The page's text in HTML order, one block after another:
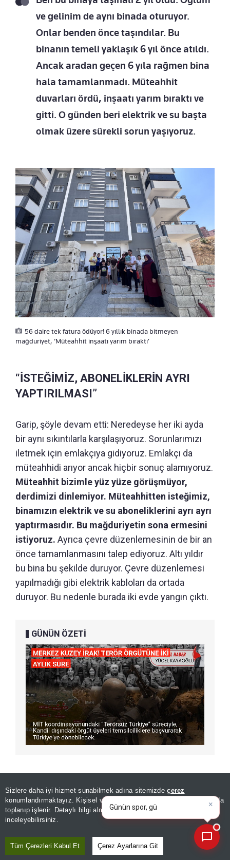
Sizlere daha iyi hizmet sunabilmek adına sitemizdeçerez
konumlandırmaktayız. Kişisel verileriniz, KVKK ve GDPR kapsamında
toplanıp işlenir. Detaylı bilgi almak içinAydınlatma Metnimizi
inceleyebilirsiniz.
Tüm Çerezleri Kabul Et Çerez Ayarlarına Git
ve gelinim de aynı binada oturuyor.
Onlar benden önce taşındılar. Bu
binanın temeli yaklaşık 6 yıl önce atıldı.
Ancak aradan geçen 6 yıla rağmen bina
hala tamamlanmadı. Müteahhit
duvarları ördü, inşaatı yarım bıraktı ve
gitti. O günden beri elektrik ve su başta
olmak üzere sürekli sorun yaşıyoruz.
56 daire tek fatura ödüyor! 6 yıllık binada bitmeyen
mağduriyet, ‘Müteahhit inşaatı yarım bıraktı’
“İSTEĞİMİZ, ABONELİKLERİN AYRI
YAPTIRILMASI”
Garip, şöyle devam etti: Neredeyse her iki ayda
bir aynı sıkıntılarla karşılaşıyoruz. Sorunlarımızı
iletmek için emlakçıya gidiyoruz. Emlakçı da
müteahhidi arıyor ancak hiçbir sonuç alamıyoruz.
Müteahhit bizimle yüz yüze görüşmüyor,
derdimizi dinlemiyor. Müteahhitten isteğimiz,
binamızın elektrik ve su aboneliklerini ayrı ayrı
yaptırmasıdır. Bu mağduriyetin sona ermesini
istiyoruz. Ayrıca çevre düzenlemesinin de bir an
önce tamamlanmasını talep ediyoruz. Altı yıldır
bu bina bu şekilde duruyor. Çevre düzenlemesi
yapılmadığı gibi elektrik kabloları da ortada
duruyor. Bu nedenle burada iki evde yangın çıktı.
GÜNÜN ÖZETİ
Günün spor, gündem ve
ekonomi gelişmelerini analiz
edin|